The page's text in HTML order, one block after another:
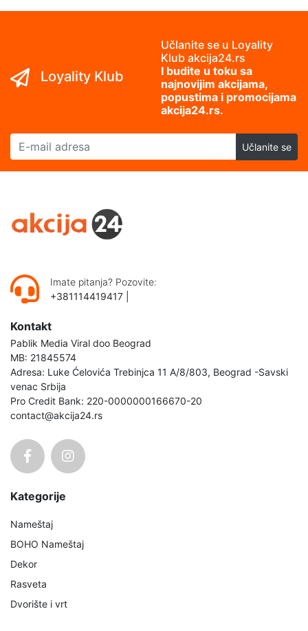
Loyality Klub
Učlanite se u Loyality
Klub akcija24.rs
I budite u toku sa
najnovijim akcijama,
popustima i promocijama
akcija24.rs.
E-mail adresa
Učlanite se
Imate pitanja? Pozovite:
+381114419417
Kontakt
Pablik Media Viral doo Beograd
MB: 21845574
Adresa: Luke Ćelovića Trebinjca 11 A/8/803, Beograd -Savski
venac Srbija
Pro Credit Bank: 220-0000000166670-20
contact@akcija24.rs
Kategorije
Nameštaj
BOHO Nameštaj
Dekor
Rasveta
Dvorište i vrt